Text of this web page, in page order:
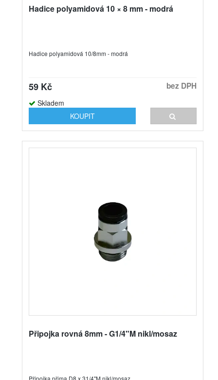
Hadice polyamidová 10 × 8 mm - modrá
Hadice polyamidová 10/8mm - modrá
59 Kč bez DPH
Skladem
KOUPIT
Připojka rovná 8mm - G1/4"M nikl/mosaz
Připojka přima D8 x 31/4"M nikl/mosaz